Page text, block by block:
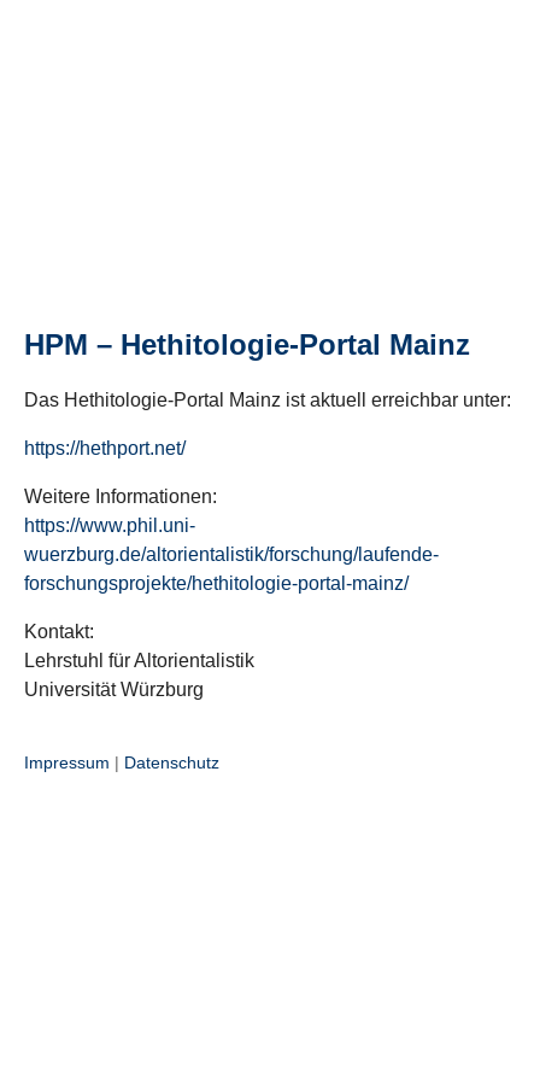
HPM – Hethitologie-Portal Mainz
Das Hethitologie-Portal Mainz ist aktuell erreichbar unter:
https://hethport.net/
Weitere Informationen:
https://www.phil.uni-
wuerzburg.de/altorientalistik/forschung/laufende-
forschungsprojekte/hethitologie-portal-mainz/
Kontakt:
Lehrstuhl für Altorientalistik
Universität Würzburg
Impressum | Datenschutz